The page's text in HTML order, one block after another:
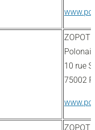
ZOPOT
10 rue
75002
ZOPOT